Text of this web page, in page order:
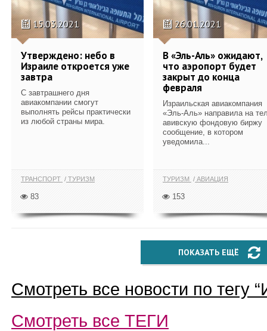
15.03.2021
Утверждено: небо в
Израиле откроется уже
завтра
С завтрашнего дня
авиакомпании смогут
выполнять рейсы практически
из любой страны мира.
ТРАНСПОРТ ТУРИЗМ
83
26.01.2021
В «Эль-Аль» ожидают,
что аэропорт будет
закрыт до конца
февраля
Израильская авиакомпания
«Эль-Аль» направила на
авивскую фондовую биржу
сообщение, в котором
уведомила...
ТУРИЗМ АВИАЦИЯ
153
ПОКАЗАТЬ ЕЩЁ
Смотреть все новости по тегу “
Смотреть все ТЕГИ